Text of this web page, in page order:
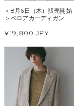
＜8月6日（木）販売開始
＞ベロアカーディガン
¥19,800 JPY